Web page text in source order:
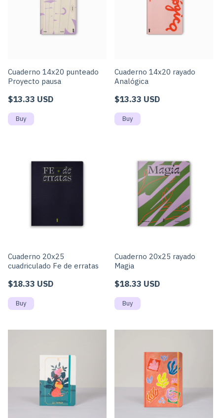
Cuaderno 14x20 punteado
Proyecto pausa
$13.33 USD
Cuaderno 14x20 rayado
Analógica
$13.33 USD
Cuaderno 20x25
cuadriculado Fe de erratas
$18.33 USD
Cuaderno 20x25 rayado
Magia
$18.33 USD